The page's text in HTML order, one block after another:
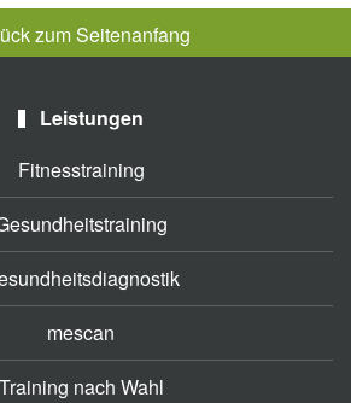
zum Seitenanfang
Leistungen
Fitnesstraining
mescan
Training nach Wahl